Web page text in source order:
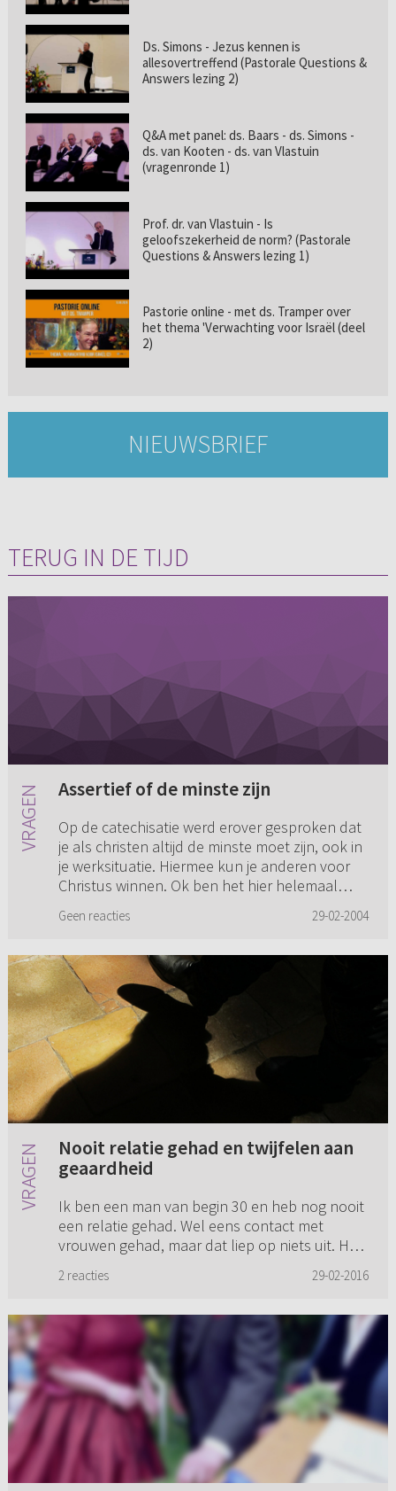
Ds. Simons - Jezus kennen is
allesovertreffend (Pastorale Questions &
Answers lezing 2)
Q&A met panel: ds. Baars - ds. Simons -
ds. van Kooten - ds. van Vlastuin
(vragenronde 1)
Prof. dr. van Vlastuin - Is
geloofszekerheid de norm? (Pastorale
Questions & Answers lezing 1)
Pastorie online - met ds. Tramper over
het thema 'Verwachting voor Israël (deel
2)
NIEUWSBRIEF
TERUG IN DE TIJD
Assertief of de minste zijn
Op de catechisatie werd erover gesproken dat
je als christen altijd de minste moet zijn, ook in
je werksituatie. Hiermee kun je anderen voor
Christus winnen. Ok ben het hier helemaal
Geen reacties 29-02-2004
Nooit relatie gehad en twijfelen aan
geaardheid
Ik ben een man van begin 30 en heb nog nooit
een relatie gehad. Wel eens contact met
vrouwen gehad, maar dat liep op niets uit. Hoe
vrouw als maatje of ee...
2 reacties 29-02-2016